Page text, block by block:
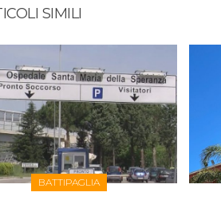
SIMILI
BATTIPAGLIA